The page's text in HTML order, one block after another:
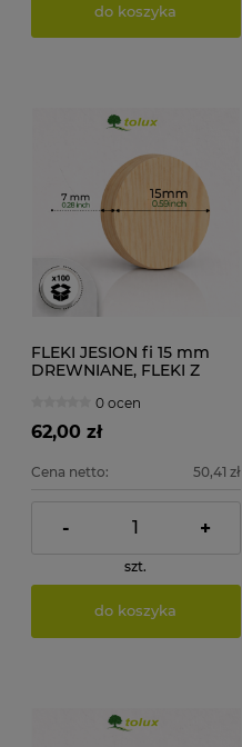
do koszyka
FLEKI JESION fi 15 mm
DREWNIANE, FLEKI Z
0 ocen
62,00 zł
Cena netto: 50,41 zł
- +
szt.
do koszyka